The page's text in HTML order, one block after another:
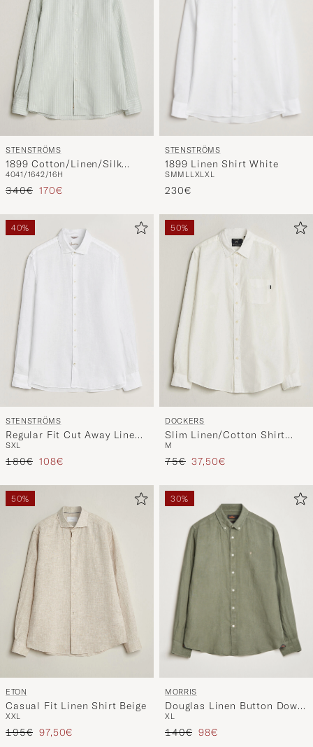
STENSTRÖMS
1899 Cotton/Linen/Silk
Striped Shirt Green
4041/1642/16H
Regulärer Preis
340€ Reduzierter Preis
170€
STENSTRÖMS
1899 Linen Shirt White
SMM LLXLXL
230€
40%
STENSTRÖMS
Regular Fit Cut Away Linen
Shirt White
SXL
Regulärer Preis
180€ Reduzierter Preis
108€
50%
DOCKERS
Slim Linen/Cotton Shirt
Undyed
M
Regulärer Preis
75€ Reduzierter Preis
37,50€
50%
ETON
Casual Fit Linen Shirt Beige
XXL
Regulärer Preis
195€ Reduzierter Preis
97,50€
30%
MORRIS
Douglas Linen Button Down
Shirt Olive
XL
Regulärer Preis
140€ Reduzierter Preis
98€